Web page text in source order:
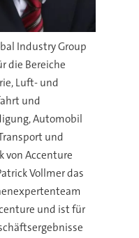
Industry Group
die Bereiche
Luft- und
und
Automobil
und
von Accenture
Vollmer das
und ist für